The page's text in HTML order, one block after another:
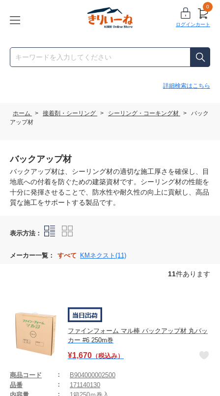
ログイン
0
カート
詳細検索はこちら
ホーム > 接着剤・シーリング > シーリング・コーキング材 >
バック
アップ材
バックアップ材
バックアップ材は、シーリング材の適切な施工厚さを確保し、目
地底への付着を防ぐための建築資材です。シーリング材の性能を
十分に発揮させることで、防水性や耐久性の向上に貢献し、高品
質な施工をサポートする製品です。
表示方法：
メーカー一覧： すべて KMネクスト(11)
11件あります
ファインフォーム マル棒 バックアップ材 丸バッ
カー #6 250m巻
¥1,670 （税込み）
商品コード
B904000002500
品番
171140130